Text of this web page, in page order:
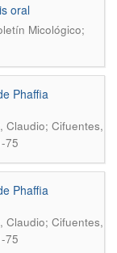
oral
Micológico;
Phaffia
Claudio; Cifuentes,
75
Phaffia
Claudio; Cifuentes,
75